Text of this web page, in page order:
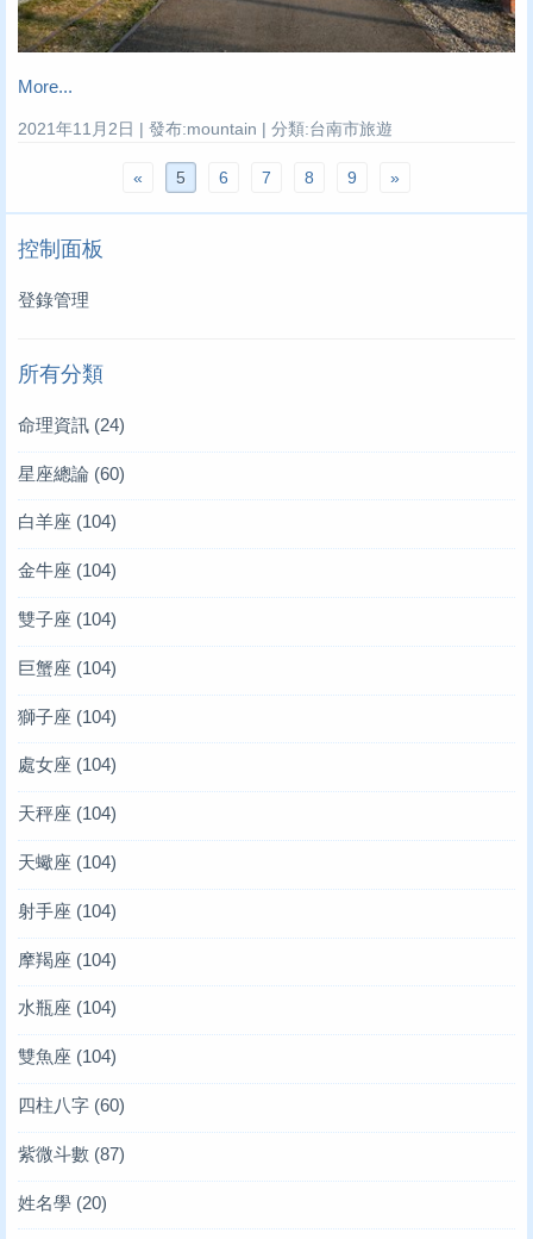
More...
2021年11月2日 | 發布:mountain | 分類:台南市旅遊
« 5 6 7 8 9 »
控制面板
登錄管理
所有分類
命理資訊 (24)
星座總論 (60)
白羊座 (104)
金牛座 (104)
雙子座 (104)
巨蟹座 (104)
獅子座 (104)
處女座 (104)
天秤座 (104)
天蠍座 (104)
射手座 (104)
摩羯座 (104)
水瓶座 (104)
雙魚座 (104)
四柱八字 (60)
紫微斗數 (87)
姓名學 (20)